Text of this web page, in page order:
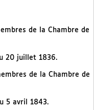
de la Chambre de
20 juillet 1836.
de la Chambre de
5 avril 1843.